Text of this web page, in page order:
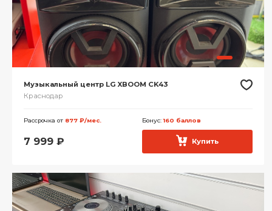
Музыкальный центр LG XBOOM CK43
Краснодар
Рассрочка от 877 ₽/мес. Бонус:160 баллов
7 999 ₽ Купить